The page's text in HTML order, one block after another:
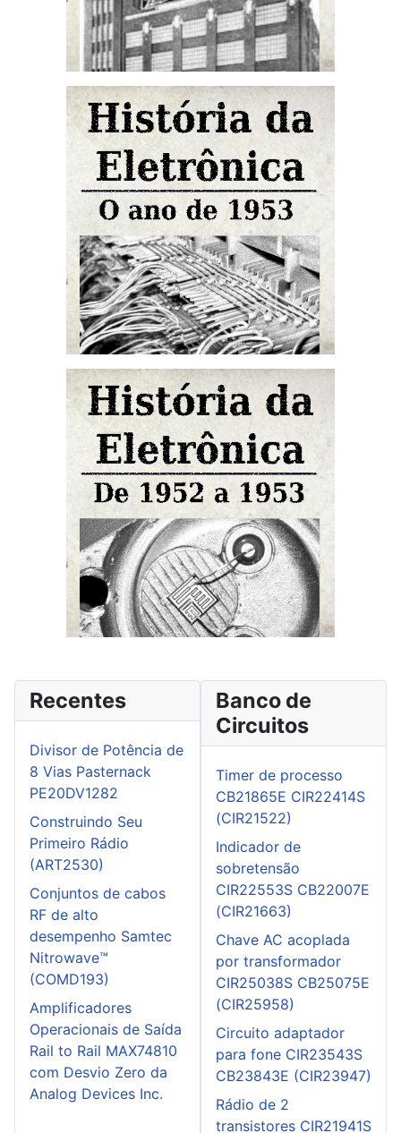
Recentes
Divisor de Potência de
8 Vias Pasternack
PE20DV1282
Construindo Seu
Primeiro Rádio
(ART2530)
Conjuntos de cabos
RF de alto
desempenho Samtec
Nitrowave™
(COMD193)
Amplificadores
Operacionais de Saída
Rail to Rail MAX74810
com Desvio Zero da
Analog Devices Inc.
Banco de
Circuitos
Timer de processo
CB21865E CIR22414S
(CIR21522)
Indicador de
sobretensão
CIR22553S CB22007E
(CIR21663)
Chave AC acoplada
por transformador
CIR25038S CB25075E
(CIR25958)
Circuito adaptador
para fone CIR23543S
CB23843E (CIR23947)
Rádio de 2
transistores CIR21941S